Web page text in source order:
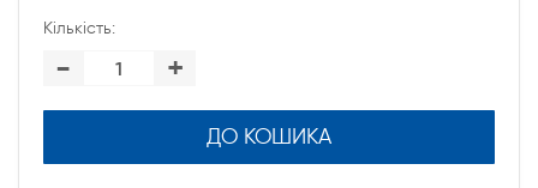
Кількість:
- +
ДО КОШИКА